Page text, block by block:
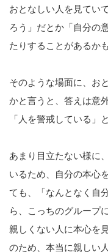
おとなしい人を見てい
ろう」だとか「自分の
たりすることがあるか
そのような場面に、お
かと言うと、答えは意
「人を警戒している」
あまり目立たない様に
いるため、自分の本心
ても、「なんとなく自
ら、こっちのグループ
親しくない人に本心を
のため、本当に親しい